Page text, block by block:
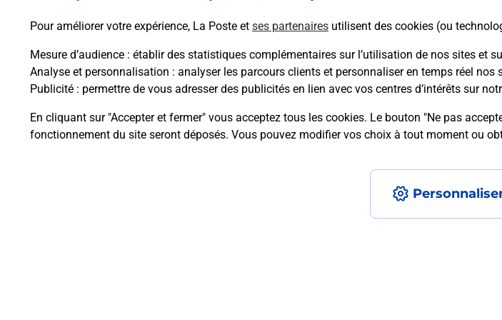
Pour améliorer votre expérience, La Poste et ses partenaires utilisent des cookies (ou
Mesure d’audience : établir des statistiques complémentaires sur l’utilisation de nos sites et
Analyse et personnalisation : analyser les parcours clients et personnaliser en temps réel
Publicité : permettre de vous adresser des publicités en lien avec vos centres d’intérêts sur
En cliquant sur "Accepter et fermer" vous acceptez tous les cookies. Le bouton "Ne pas
fonctionnement du site seront déposés. Vous pouvez modifier vos choix à tout moment ou
En savoir plus
Questions fréquemment
Comment retourner un colis acheté en ligne depuis